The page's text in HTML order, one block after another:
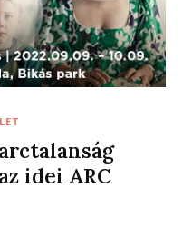
idei ARC